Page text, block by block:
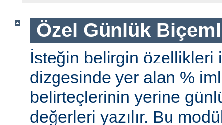
Özel Günlük
İsteğin belirgin özellikleri
dizgesinde yer alan %
belirteçlerinin yerine
değerleri yazılır. Bu